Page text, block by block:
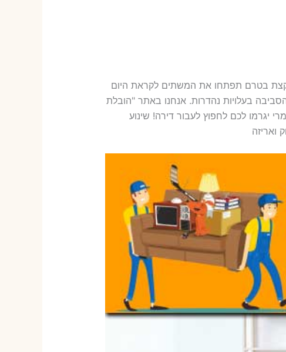
קצת בטרם תפתחו את המשתים לקראת היום
בעלויות נהדרות. אנחנו באתר "הובלת
יגרמו לכם לחפוץ לעבור דירה! שינוע
ואריזה